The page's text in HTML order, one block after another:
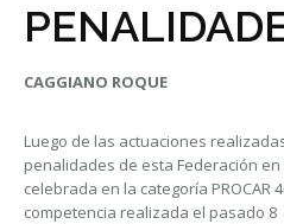
CAGGIANO ROQUE
Luego de las actuaciones
penalidades de esta Federación
celebrada en la categoría PROCAR
competencia realizada el pasado 8